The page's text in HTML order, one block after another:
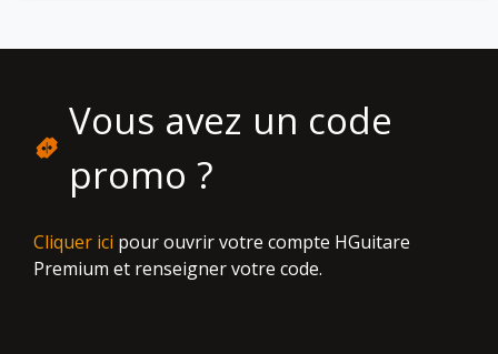
Vous avez un code
promo ?
Cliquer ici pour ouvrir votre compte HGuitare
Premium et renseigner votre code.